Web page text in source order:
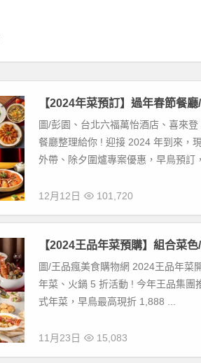
【2024年菜預訂】過年春節餐
圖/彭園、台北六福萬怡酒店、喜來
餐廳整理給你 ! 迎接 2024 年到來，
外帶、除夕圍爐專案優惠，早鳥預訂
12月12日 101,720
【2024王品年菜預購】組合菜
圖/王品瘋美食購物網 2024王品年菜
年菜、火鍋 5 折活動 ! 今年王品集團
式年菜，早鳥最高現折 1,888 ...
11月23日 15,083